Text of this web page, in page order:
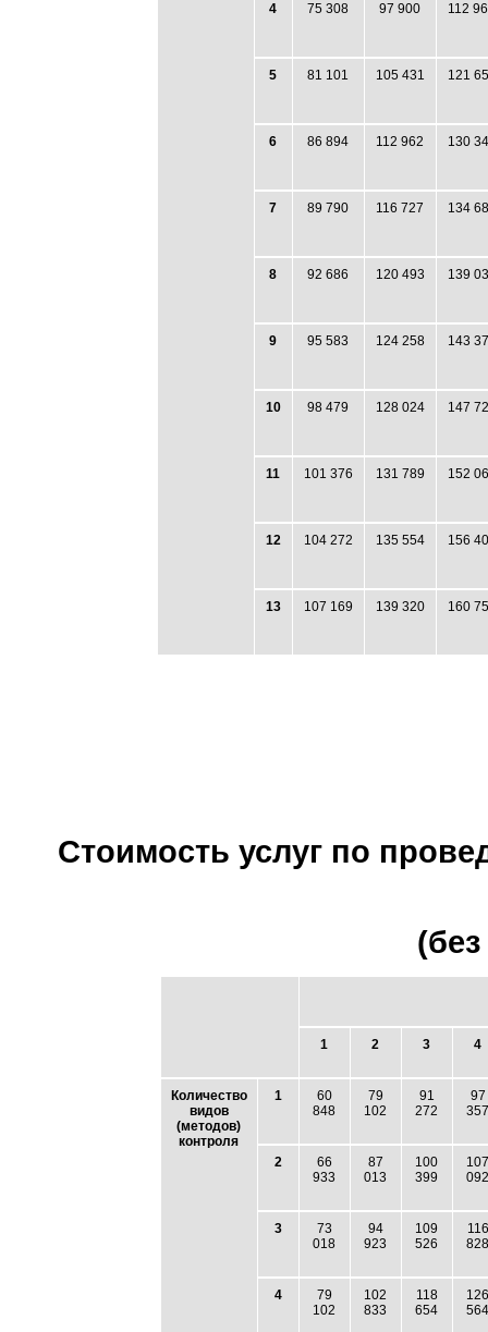
4 75 308 97 900 112
5 81 101 105 431 121
6 86 894 112 962 130
7 89 790 116 727 134
8 92 686 120 493 139
9 95 583 124 258 143
10 98 479 128 024 147
11 101 376 131 789 152
12 104 272 135 554 156
13 107 169 139 320 160
Стоимость услуг по
1 2 3 4
Количество
видов
(методов)
контроля
1
60
848
79
102
91
272
97
2
66
933
87
013
100
399
3
73
018
94
923
109
526
116
4
79
102
102
833
118
654